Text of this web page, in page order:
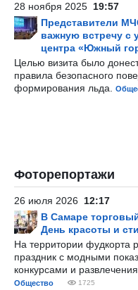
28 ноября 2025 19:57
Представители
важную встречу с
центра «Южный
Целью визита было
правила безопасного
формирования льда.
Фоторепортажи
26 июля 2026 12:17
В Самаре
День красоты и
На территории фудкорта
праздник с модными
конкурсами и
Общество 1725